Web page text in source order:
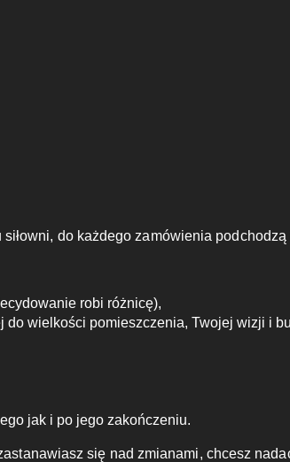
do każdego zamówienia
robi różnicę),
wielkości pomieszczenia, Twojej wizji i
jak i po jego zakończeniu.
się nad zmianami, chcesz